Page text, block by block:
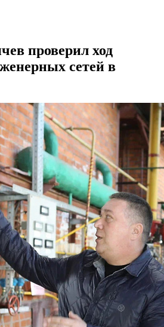
проверил ход
сетей в